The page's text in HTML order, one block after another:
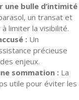
une bulle d’intimité
un transat et
limiter la visibilité.
: Un
précieuse
enjeux.
sommation : La
utile pour éviter les